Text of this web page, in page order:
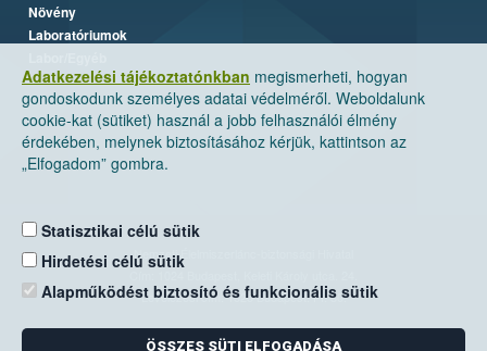
Adatkezelési tájékoztatónkban megismerheti, hogyan
gondoskodunk személyes adatai védelméről. Weboldalunk
cookie-kat (sütiket) használ a jobb felhasználói élmény
érdekében, melynek biztosításához kérjük, kattintson az
„Elfogadom” gombra.
Statisztikai célú sütik
Hirdetési célú sütik
Alapműködést biztosító és funkcionális sütik
ÖSSZES SÜTI ELFOGADÁSA
Növény
Laboratóriumok
Nemzeti Élelmiszerlánc-biztonsági Hivatal
Levelezési cím: 1525 Budapest. Pf. 30.